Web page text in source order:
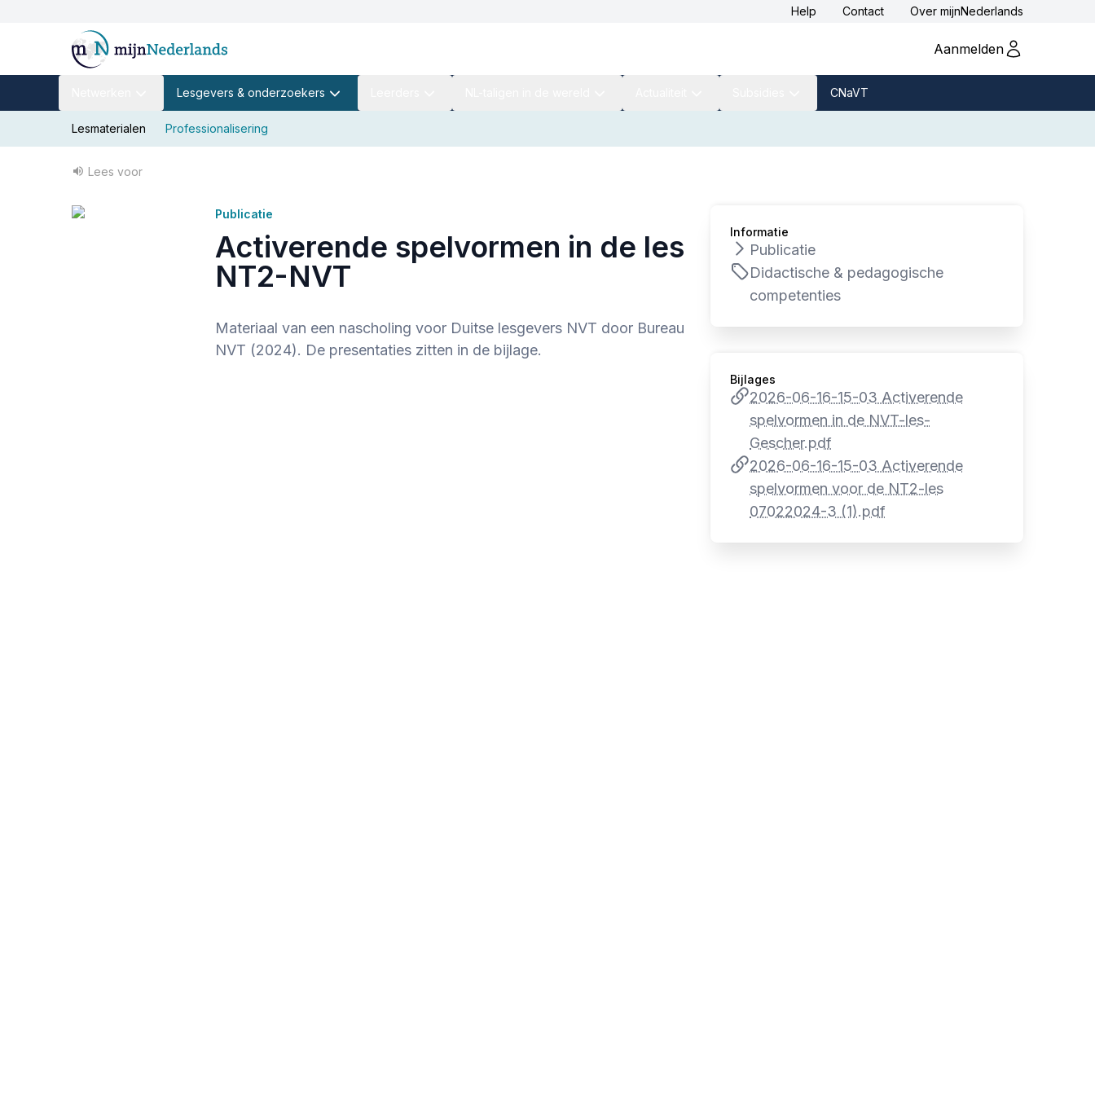
Help Contact Over mijnNederlands
Aanmelden
Lees voor
Lesgevers & onderzoekers CNaVT
Lesmaterialen Professionalisering
Publicatie
Activerende spelvormen in de les
NT2-NVT
Materiaal van een nascholing voor Duitse lesgevers NVT door Bureau
NVT (2024). De presentaties zitten in de bijlage.
Informatie
Publicatie
Didactische & pedagogische
competenties
Bijlages
2026-06-16-15-03 Activerende
spelvormen in de NVT-les-
Gescher.pdf
2026-06-16-15-03 Activerende
spelvormen voor de NT2-les
07022024-3 (1).pdf